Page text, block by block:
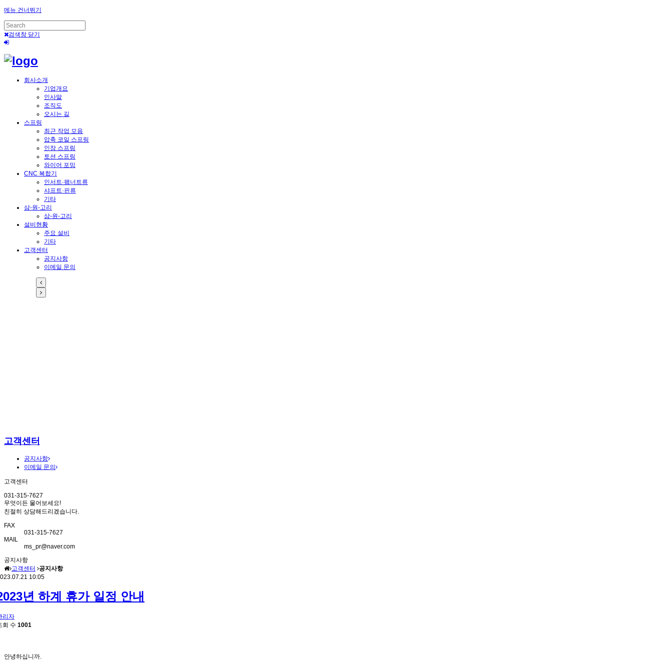
메뉴 건너뛰기
검색창 닫기
회사소개
기업개요
인사말
조직도
오시는 길
스프링
최근 작업 모음
압축 코일 스프링
인장 스프링
토션 스프링
와이어 포밍
CNC 복합기
인서트·팸너트류
샤프트·핀류
기타
삼-원-고리
삼-원-고리
설비현황
주요 설비
기타
고객센터
공지사항
이메일 문의
고객센터
공지사항
이메일 문의
고객센터
031-315-7627
무엇이든 물어보세요!
친절히 상담해드리겠습니다.
FAX
031-315-7627
MAIL
ms_pr@naver.com
공지사항
고객센터
공지사항
10:05
년 하계 휴가 일정 안내
리자
회 수 1001
안녕하십니까.